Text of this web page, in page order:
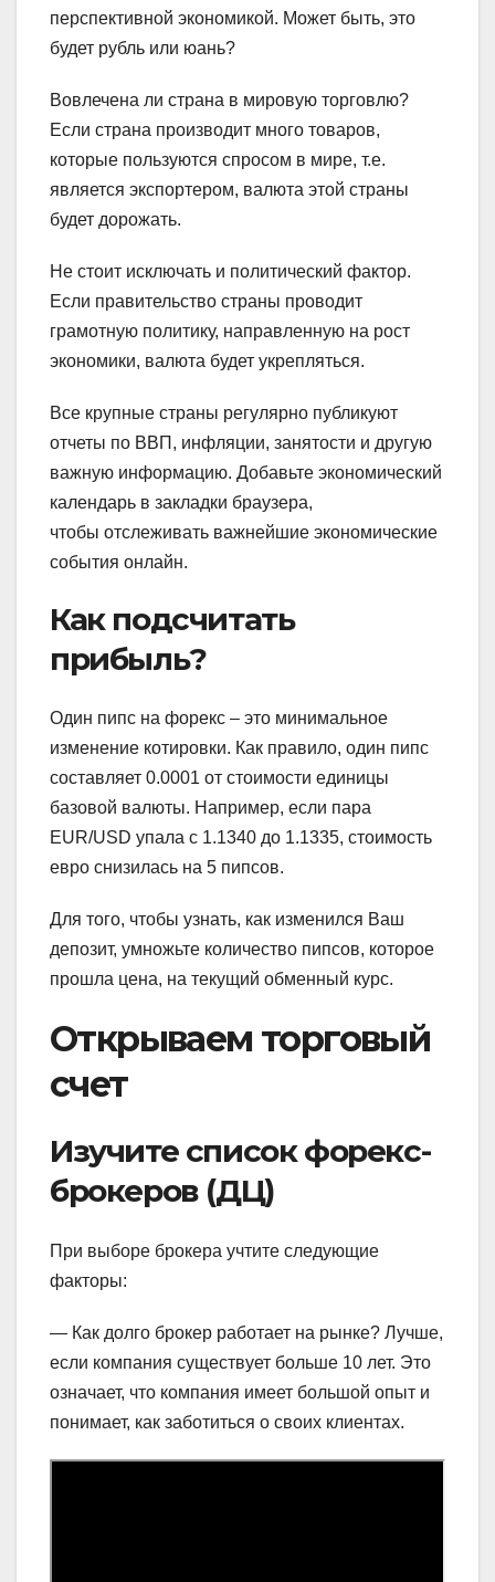
перспективной экономикой. Может быть, это
будет рубль или юань?
Вовлечена ли страна в мировую торговлю?
Если страна производит много товаров,
которые пользуются спросом в мире, т.е.
является экспортером, валюта этой страны
будет дорожать.
Не стоит исключать и политический фактор.
Если правительство страны проводит
грамотную политику, направленную на рост
экономики, валюта будет укрепляться.
Все крупные страны регулярно публикуют
отчеты по ВВП, инфляции, занятости и другую
важную информацию. Добавьте экономический
календарь в закладки браузера,
чтобы отслеживать важнейшие экономические
события онлайн.
Как подсчитать
прибыль?
Один пипс на форекс – это минимальное
изменение котировки. Как правило, один пипс
составляет 0.0001 от стоимости единицы
базовой валюты. Например, если пара
EUR/USD упала с 1.1340 до 1.1335, стоимость
евро снизилась на 5 пипсов.
Для того, чтобы узнать, как изменился Ваш
депозит, умножьте количество пипсов, которое
прошла цена, на текущий обменный курс.
Открываем торговый
счет
Изучите список форекс-
брокеров (ДЦ)
При выборе брокера учтите следующие
факторы:
— Как долго брокер работает на рынке? Лучше,
если компания существует больше 10 лет. Это
означает, что компания имеет большой опыт и
понимает, как заботиться о своих клиентах.